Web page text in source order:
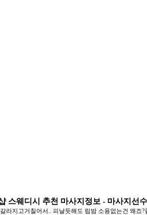
스웨디시 추천 마사지정보 - 마사지선수
라지고거칠어서.. 피날듯해도 립밤 소용없는건 왜죠